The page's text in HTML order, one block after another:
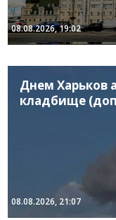
08.08.2026, 19:02
Днем Харьков
кладбище
08.08.2026, 21:07